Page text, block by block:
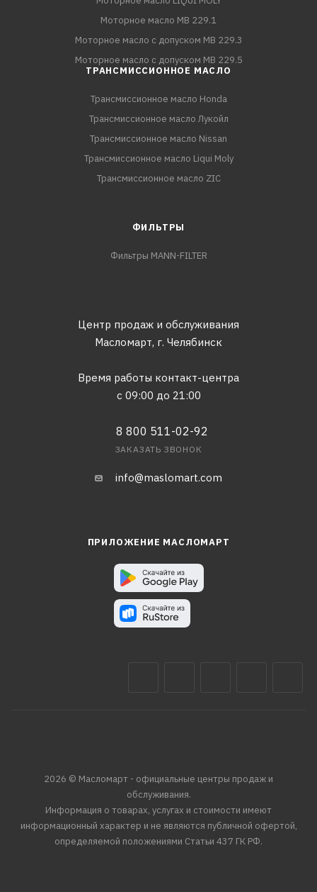
Моторное масло MB 229.1
Моторное масло с допуском MB 229.3
Моторное масло с допуском MB 229.5
ТРАНСМИССИОННОЕ МАСЛО
Трансмиссионное масло Honda
Трансмиссионное масло Лукойл
Трансмиссионное масло Nissan
Трансмиссионное масло Liqui Moly
Трансмиссионное масло ZIC
ФИЛЬТРЫ
Фильтры MANN-FILTER
Центр продаж и обслуживания
Масломарт, г. Челябинск
Время работы контакт-центра
с 09:00 до 21:00
8 800 511-02-92
ЗАКАЗАТЬ ЗВОНОК
info@maslomart.com
ПРИЛОЖЕНИЕ МАСЛОМАРТ
2026 © Масломарт - официальные центры продаж и
обслуживания.
Информация о товарах, услугах и стоимости имеют
информационный характер и не являются публичной офертой,
определяемой положениями Статьи 437 ГК РФ.